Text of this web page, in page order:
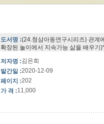
도서명 :(24.청삼아동연구시리즈) 관계
확장된 놀이에서 지속가능 삶을 배우기
저자명 :김은희
발간일 :2020-12-09
페이지 :202
가 격 :11,000